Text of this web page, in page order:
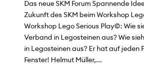
Das neue SKM Forum Spannende
Zukunft des SKM beim Workshop
Workshop Lego Serious Play©: Wie
Verband in Legosteinen aus? Wie
in Legosteinen aus? Er hat auf jeden
Fenster! Helmut Müller,...